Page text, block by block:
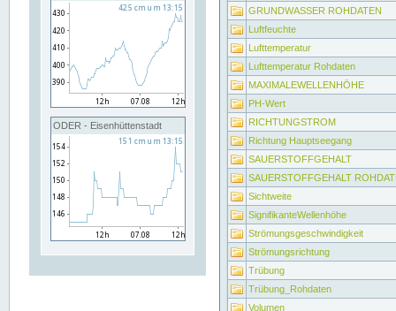
ODER - Eisenhüttenstadt
GRUNDWASSER ROHDATEN
Luftfeuchte
Lufttemperatur
Lufttemperatur Rohdaten
MAXIMALEWELLENHÖHE
PH-Wert
RICHTUNGSTROM
Richtung Hauptseegang
SAUERSTOFFGEHALT
SAUERSTOFFGEHALT
Sichtweite
SignifikanteWellenhöhe
Strömungsgeschwindigkeit
Strömungsrichtung
Trübung
Trübung_Rohdaten
Volumen